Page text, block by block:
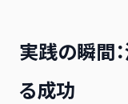
実践の瞬間
る成功